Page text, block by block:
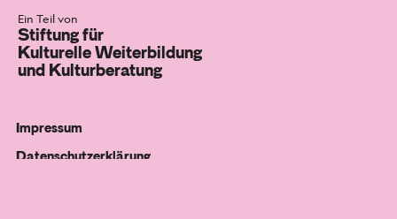
Ein Teil von
Stiftung für
Kulturelle Weiterbildung
und Kulturberatung
Impressum
Datenschutzerklärung